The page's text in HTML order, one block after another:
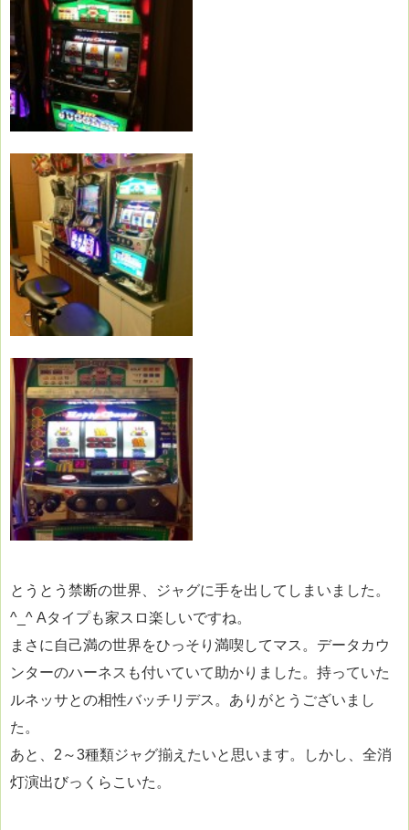
とうとう禁断の世界、ジャグに手を出してしまいました。
^_^ Aタイプも家スロ楽しいですね。
まさに自己満の世界をひっそり満喫してマス。データカウ
ンターのハーネスも付いていて助かりました。持っていた
ルネッサとの相性バッチリデス。ありがとうございまし
た。
あと、2～3種類ジャグ揃えたいと思います。しかし、全消
灯演出びっくらこいた。